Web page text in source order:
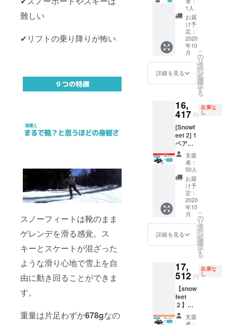
難しい
✔︎リフトの乗り降りが怖い
スノーフィートは靴のまま
ゲレンデを滑る感覚。ス
キーとスケートが混ざった
ような滑り心地で雪上を自
由に動き回ることができま
す。
重量は片足わずか678gなの
et体験
会にて
グルー
プレッ
スンが
で受け
られる
チケッ
トで
ンチ
ケット
３枚 一
般価格
の３
０％オ
フ送料
込み
レッス
ンチ
ケット
２１年
より開
催予定
の
snowfe
et体験
会にて
グルー
プレッ
スンが
で受け
られる
チケッ
トで
す。
1人
お届
け予
定：
2020
年10
月
詳細を見る
こ
の
リ
タ
ー
ン
を
選
択
す
る
16,
417 円
在庫な
し
[Snowf
eet 2] 1
ペア
（色を
選択可
能）+ 1
レッス
ンチ
ケット
通常価
格の
25％オ
フ 送料
込み
レッス
ンチ
は、
2021年
から開
催予定
のス
ノー
フィー
トエク
支援
者：
50人
お届
け予
定：
2020
年10
月
詳細を見る
こ
の
リ
タ
ー
ン
を
選
択
す
る
17,
512 円
在庫な
し
【snow
feet
２】１
ペア
（カ支援